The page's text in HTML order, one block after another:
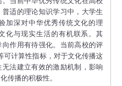
适的理论知识学习中，大学生
加深对中华优秀传统文化的理
化与现实生活的有机联系。其
作用有待强化。当前高校的评
可计算性指标，对于文化传播这
法建立有效的激励机制，影响
传播的积极性。